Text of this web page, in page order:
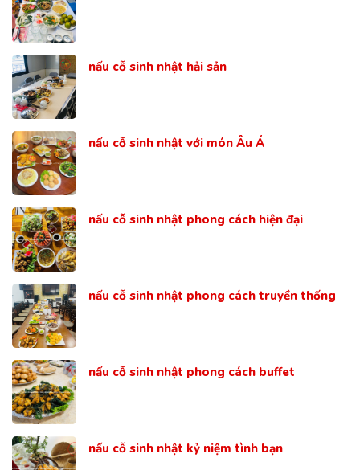
nấu cỗ sinh nhật hải sản
nấu cỗ sinh nhật với món Âu Á
nấu cỗ sinh nhật phong cách hiện đại
nấu cỗ sinh nhật phong cách truyền thống
nấu cỗ sinh nhật phong cách buffet
nấu cỗ sinh nhật kỷ niệm tình bạn